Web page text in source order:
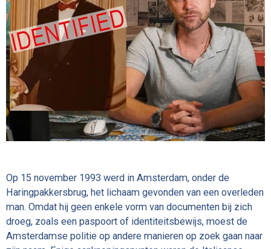
Op 15 november 1993 werd in Amsterdam, onder de
Haringpakkersbrug, het lichaam gevonden van een overleden
man. Omdat hij geen enkele vorm van documenten bij zich
droeg, zoals een paspoort of identiteitsbewijs, moest de
Amsterdamse politie op andere manieren op zoek gaan naar